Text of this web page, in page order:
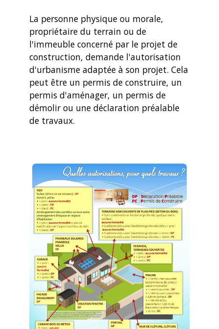
La personne physique ou morale,
propriétaire du terrain ou de
l'immeuble concerné par le projet de
construction, demande l'autorisation
d'urbanisme adaptée à son projet. Cela
peut être un permis de construire, un
permis d'aménager, un permis de
démolir ou une déclaration préalable
de travaux.